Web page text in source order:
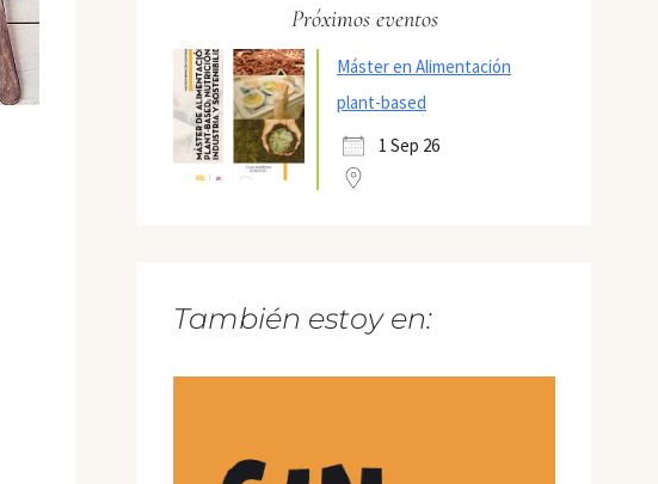
Próximos eventos
Máster en Alimentación
plant-based
1 Sep 26
También estoy en: